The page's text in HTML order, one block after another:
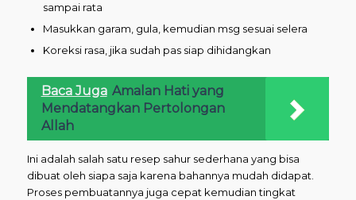
sampai rata
Masukkan garam, gula, kemudian msg sesuai selera
Koreksi rasa, jika sudah pas siap dihidangkan
Baca Juga Amalan Hati yang
Mendatangkan Pertolongan
Allah
Ini adalah salah satu resep sahur sederhana yang bisa
dibuat oleh siapa saja karena bahannya mudah didapat.
Proses pembuatannya juga cepat kemudian tingkat